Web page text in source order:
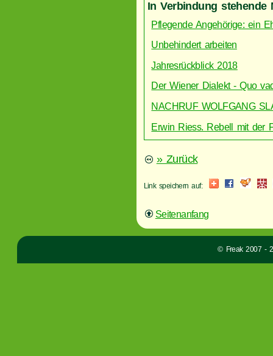
In Verbindung stehende
Pflegende Angehörige: ein
Unbehindert arbeiten
Jahresrückblick 2018
Der Wiener Dialekt - Quo
NACHRUF WOLFGANG
Erwin Riess. Rebell mit der
» Zurück
Link speichern auf:
Seitenanfang
© Freak 2007 -